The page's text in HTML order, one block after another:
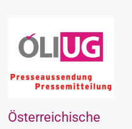
Österreichische